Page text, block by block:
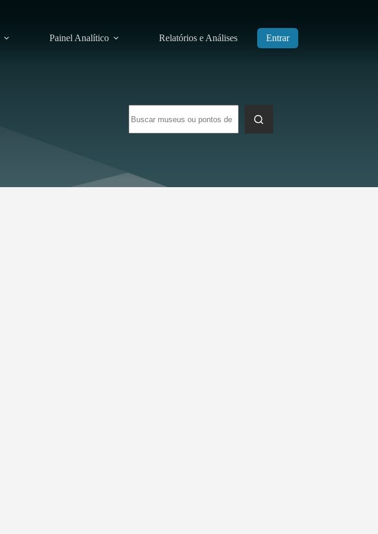
Painel Analítico Relatórios e Análises Entrar
resultados